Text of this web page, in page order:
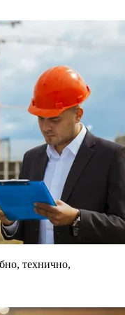
технично,